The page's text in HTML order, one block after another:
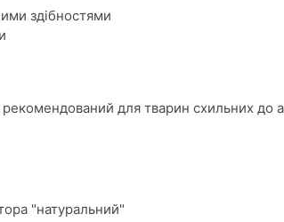
здібностями
для тварин схильних до
"натуральний"